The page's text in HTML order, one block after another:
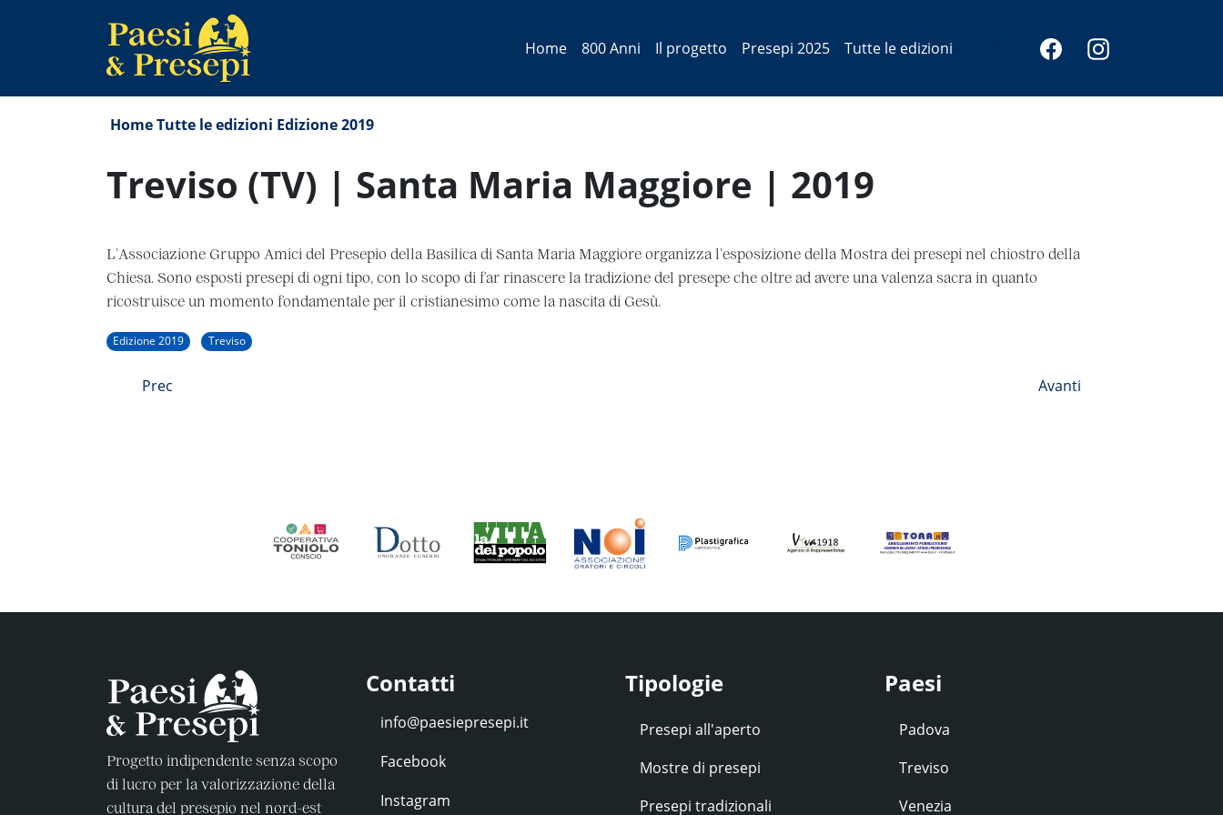
Home 800 Anni Il progetto Presepi 2025 Tutte le edizioni
HomeTutte le edizioni Edizione 2019
Treviso (TV) | Santa Maria Maggiore | 2019
L’Associazione Gruppo Amici del Presepio della Basilica di Santa Maria Maggiore organizza l’esposizione della Mostra dei presepi nel chiostro della
Chiesa. Sono esposti presepi di ogni tipo, con lo scopo di far rinascere la tradizione del presepe che oltre ad avere una valenza sacra in quanto
ricostruisce un momento fondamentale per il cristianesimo come la nascita di Gesù.
Edizione 2019 Treviso
Prec Avanti
Progetto indipendente senza scopo
di lucro per la valorizzazione della
cultura del presepio nel nord-est
Contatti
Facebook
Instagram
Tipologie
Presepi all'aperto
Mostre di presepi
Presepi tradizionali
Paesi
Padova
Treviso
Venezia